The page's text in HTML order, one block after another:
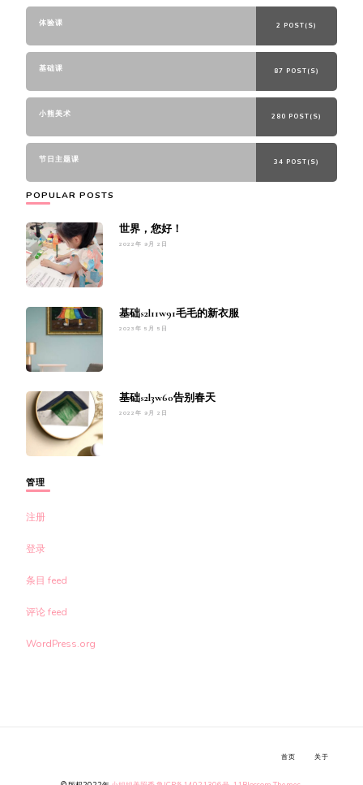
体验课 2 POST(S)
基础课 87 POST(S)
小熊美术 280 POST(S)
节日主题课 34 POST(S)
POPULAR POSTS
世界，您好！
2022年 9月 2日
基础s2l11w91毛毛的新衣服
2023年 5月 5日
基础s2l3w60告别春天
2022年 9月 2日
管理
注册
登录
条目 feed
评论 feed
WordPress.org
首页 关于